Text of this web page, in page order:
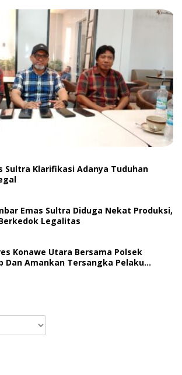
Sultra Klarifikasi Adanya Tuduhan
Emas Sultra Diduga Nekat Produksi,
Legalitas
Konawe Utara Bersama Polsek
Dan Amankan Tersangka Pelaku